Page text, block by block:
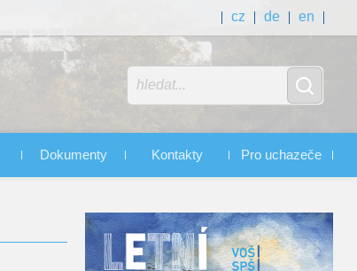
cz de en
Dokumenty Kontakty Pro uchazeče